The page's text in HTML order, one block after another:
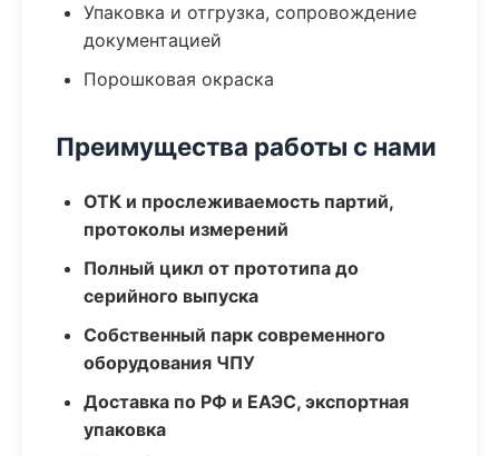
Упаковка и отгрузка, сопровождение
документацией
Порошковая окраска
Преимущества работы с нами
ОТК и прослеживаемость партий,
протоколы измерений
Полный цикл от прототипа до
серийного выпуска
Собственный парк современного
оборудования ЧПУ
Доставка по РФ и ЕАЭС, экспортная
упаковка